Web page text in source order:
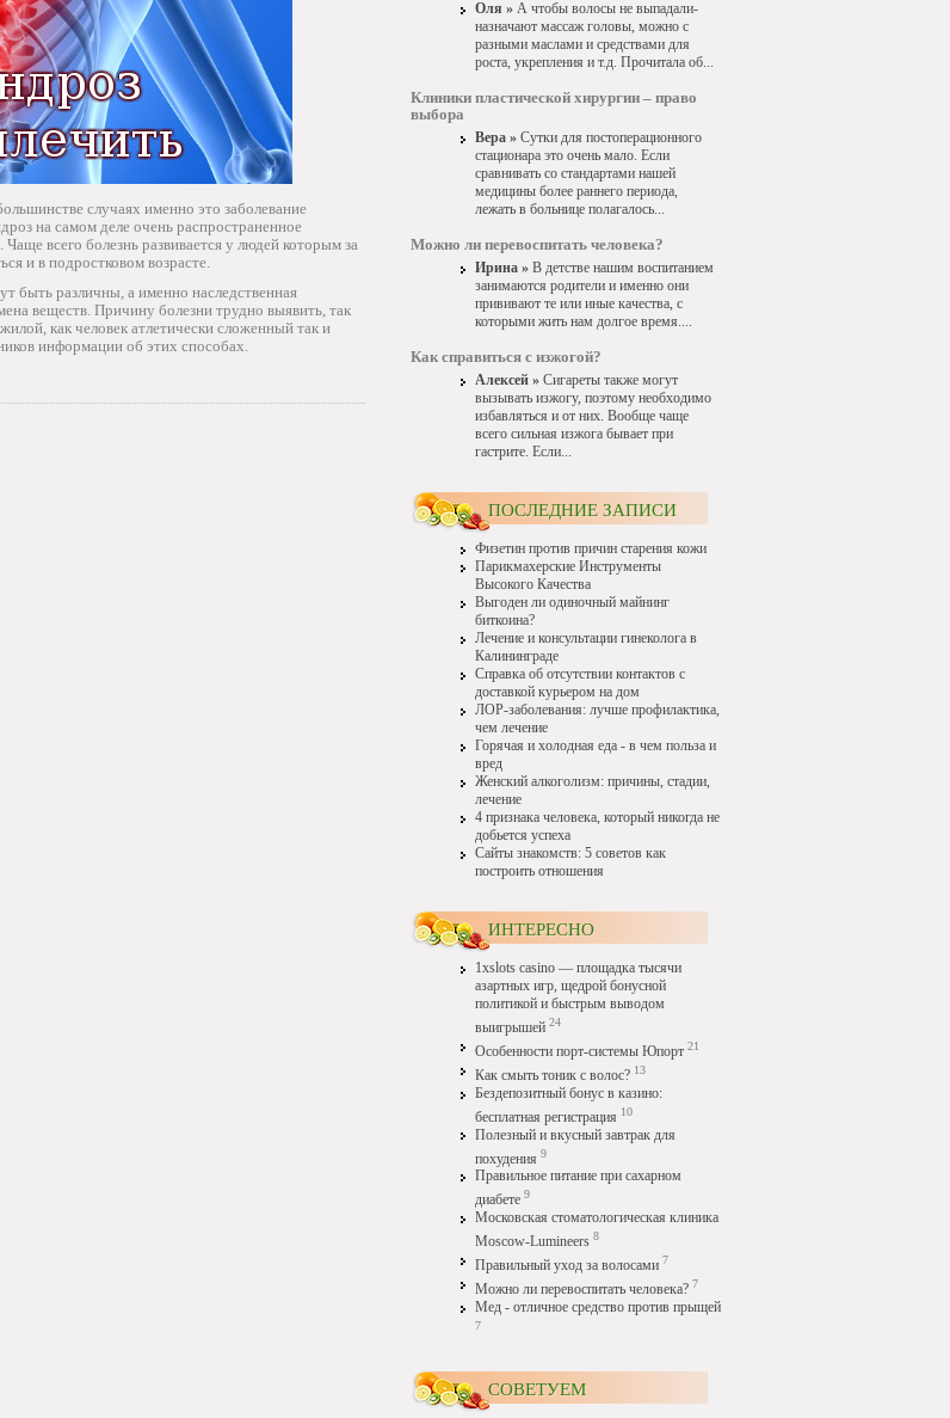
случаях именно это заболевание
на самом деле очень распространенное
всего болезнь развивается у людей которым за
и в подростковом возрасте.
быть различны, а именно наследственная
веществ. Причину болезни трудно выявить, так
как человек атлетически сложенный так и
информации об этих способах.
Оля » А чтобы волосы не выпадали-
назначают массаж головы, можно с
разными маслами и средствами для
роста, укрепления и т.д. Прочитала об...
Клиники пластической хирургии – право
выбора
Вера » Сутки для постоперационного
стационара это очень мало. Если
сравнивать со стандартами нашей
медицины более раннего периода,
лежать в больнице полагалось...
Можно ли перевоспитать человека?
Ирина » В детстве нашим воспитанием
занимаются родители и именно они
прививают те или иные качества, с
которыми жить нам долгое время....
Как справиться с изжогой?
Алексей » Сигареты также могут
вызывать изжогу, поэтому необходимо
избавляться и от них. Вообще чаще
всего сильная изжога бывает при
гастрите. Если...
ПОСЛЕДНИЕ ЗАПИСИ
Физетин против причин старения кожи
Парикмахерские Инструменты
Высокого Качества
Выгоден ли одиночный майнинг
биткоина?
Лечение и консультации гинеколога в
Калининграде
Справка об отсутствии контактов с
доставкой курьером на дом
ЛОР-заболевания: лучше профилактика,
чем лечение
Горячая и холодная еда - в чем польза и
вред
Женский алкоголизм: причины, стадии,
лечение
4 признака человека, который никогда не
добьется успеха
Сайты знакомств: 5 советов как
построить отношения
ИНТЕРЕСНО
1xslots casino — площадка тысячи
азартных игр, щедрой бонусной
политикой и быстрым выводом
выигрышей 24
Особенности порт-системы Юпорт 21
Как смыть тоник с волос? 13
Бездепозитный бонус в казино:
бесплатная регистрация 10
Полезный и вкусный завтрак для
похудения 9
Правильное питание при сахарном
диабете 9
Московская стоматологическая клиника
Moscow-Lumineers 8
Правильный уход за волосами 7
Можно ли перевоспитать человека? 7
Мед - отличное средство против прыщей
7
СОВЕТУЕМ